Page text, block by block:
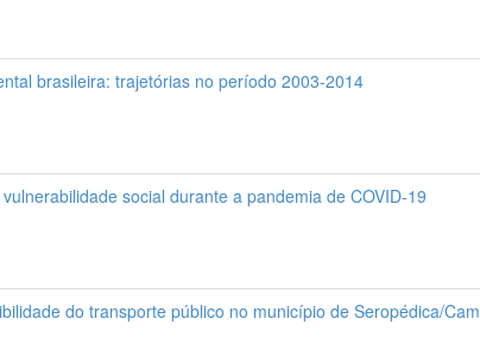
brasileira: trajetórias no período 2003-2014
social durante a pandemia de COVID-19
do transporte público no município de Seropédica/